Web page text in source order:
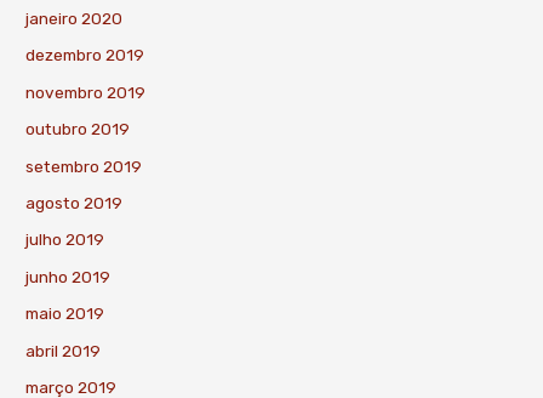
janeiro 2020
dezembro 2019
novembro 2019
outubro 2019
setembro 2019
agosto 2019
julho 2019
junho 2019
maio 2019
abril 2019
março 2019